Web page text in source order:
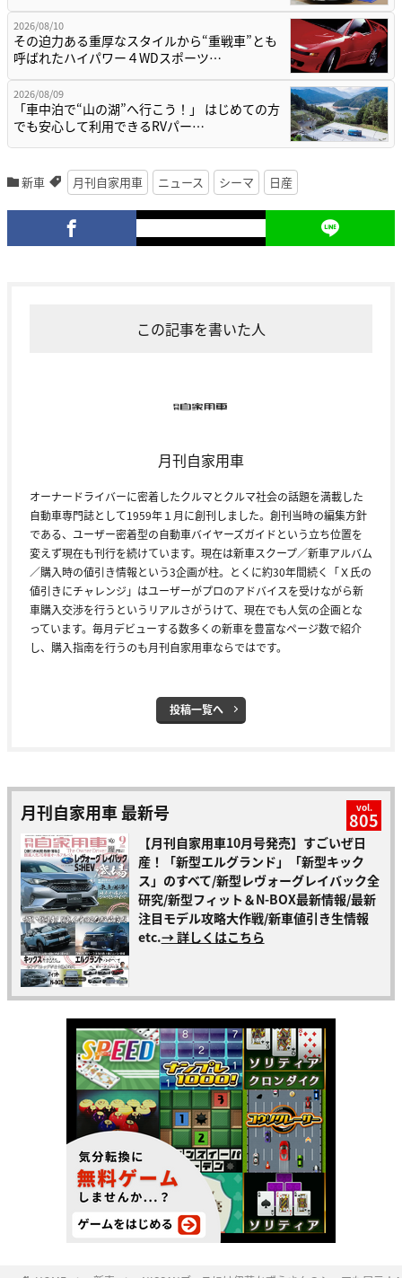
2026/08/10
その迫力ある重厚なスタイルから“重戦車”とも
呼ばれたハイパワー４WDスポーツ…
2026/08/09
「車中泊で“山の湖”へ行こう！」 はじめての方
でも安心して利用できるRVパー…
新車 月刊自家用車 ニュース シーマ 日産
この記事を書いた人
月刊自家用車
オーナードライバーに密着したクルマとクルマ社会の話題を満載した
自動車専門誌として1959年１月に創刊しました。創刊当時の編集方針
である、ユーザー密着型の自動車バイヤーズガイドという立ち位置を
変えず現在も刊行を続けています。現在は新車スクープ／新車アルバム
／購入時の値引き情報という3企画が柱。とくに約30年間続く「Ｘ氏の
値引きにチャレンジ」はユーザーがプロのアドバイスを受けながら新
車購入交渉を行うというリアルさがうけて、現在でも人気の企画とな
っています。毎月デビューする数多くの新車を豊富なページ数で紹介
し、購入指南を行うのも月刊自家用車ならではです。
投稿一覧へ
月刊自家用車 最新号 vol.
805
【月刊自家用車10月号発売】すごいぜ日
産！「新型エルグランド」「新型キック
ス」のすべて/新型レヴォーグレイバック全
研究/新型フィット＆N-BOX最新情報/最新
注目モデル攻略大作戦/新車値引き生情報
etc.→ 詳しくはこちら